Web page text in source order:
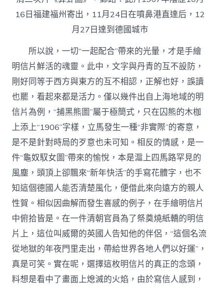
16日福建福州寄出，11月24日在噴鼻港直達后，12
月27日達到德國城市
所以說，一切“一起配合”帶來的光暈，才是手繪
明信片鮮活的魂靈。此中，文字與丹青的互不設防，
剛好同等于西方與東方的互不相認，正解也好，誤讀
也罷，看起來都是活力。僅以幾件出自上海地域的明
信片為例，“捕黑熊圖”屬于極簡式，只在囚熊的木枷
上添上“1906”字樣，立馬發生一種“非實際”的寄意，
是不是針對時局的歹意也未可知。相反的情感，是一
件“龜奴馭女圖”帶來的愉悅，本是滬上四馬路罕見的
風塵，頭頂上卻飄來“新年快活”的手寫花體字，也不
知這個德國人能否清楚風化，便借此來向遠方的親人
性賀。相似因曲解而發生喜感的例子，在手繪明信片
中俯拾皆是。在一件清朝官員為了祭奠燒紙轎的明信
片上，這位叫威爾的英國人告知他的伴侶，“這個名流
從地獄的年夜門里走出，帶給世界各地人們以好運”，
真是可笑。實在呢，選擇這枚明信片的真正的念頭，
料想是看中了畫面上熄滅的火焰，由於寫信人感到，